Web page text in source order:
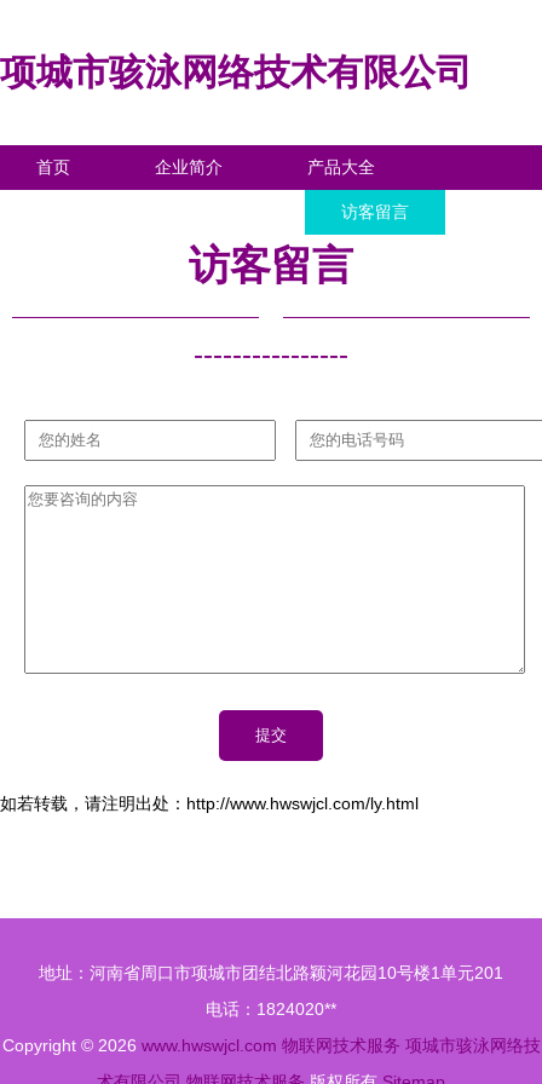
项城市骇泳网络技术有限公司
首页 企业简介 产品大全
访客留言
访客留言
----------------
如若转载，请注明出处：http://www.hwswjcl.com/ly.html
地址：河南省周口市项城市团结北路颖河花园10号楼1单元201
电话：1824020**
Copyright © 2026 www.hwswjcl.com 物联网技术服务 项城市骇泳网络技